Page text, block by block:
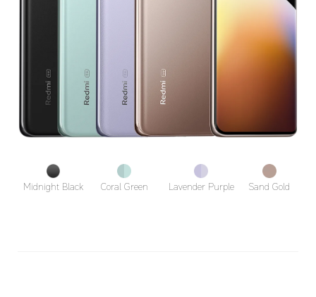
Midnight Black Coral Green Lavender Purple Sand Gold